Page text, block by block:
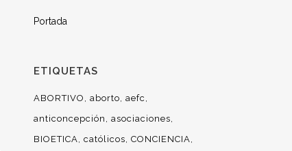
Portada
ETIQUETAS
ABORTIVO aborto aefc
anticoncepción
asociaciones
BIOETICA católicos CONCIENCIA